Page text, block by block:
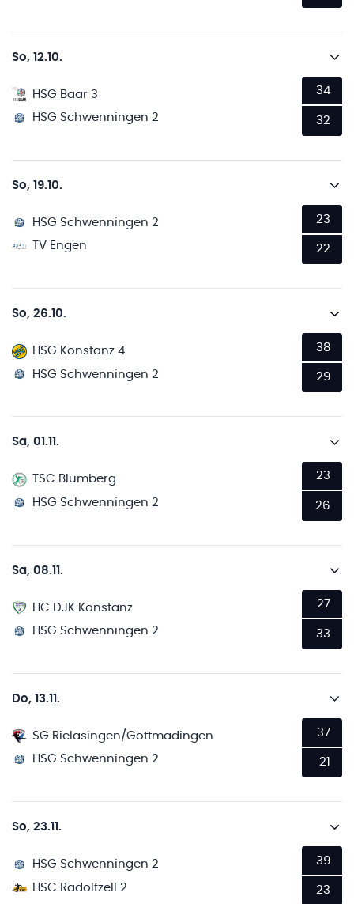
So, 12.10.
HSG Baar 3
HSG Schwenningen 2
34
32
So, 19.10.
HSG Schwenningen 2
TV Engen
23
22
So, 26.10.
HSG Konstanz 4
HSG Schwenningen 2
38
29
Sa, 01.11.
TSC Blumberg
HSG Schwenningen 2
23
26
Sa, 08.11.
HC DJK Konstanz
HSG Schwenningen 2
27
33
Do, 13.11.
SG Rielasingen/Gottmadingen
HSG Schwenningen 2
37
21
So, 23.11.
HSG Schwenningen 2
HSC Radolfzell 2
39
23